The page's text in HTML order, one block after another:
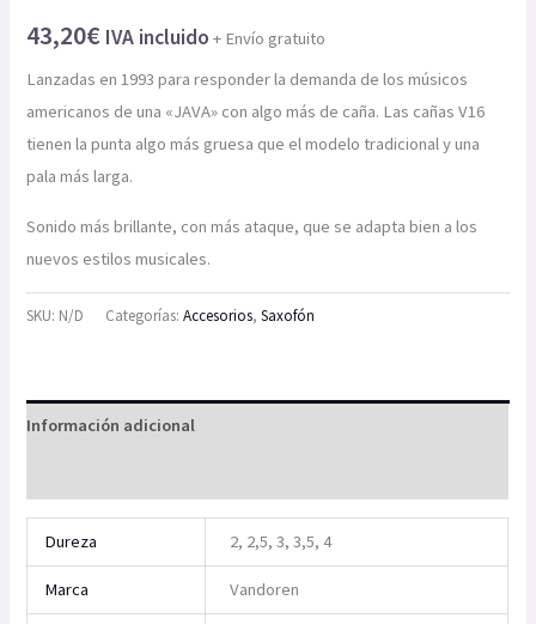
43,20€ IVA incluido + Envío gratuito
Lanzadas en 1993 para responder la demanda de los músicos
americanos de una «JAVA» con algo más de caña. Las cañas V16
tienen la punta algo más gruesa que el modelo tradicional y una
pala más larga.
Sonido más brillante, con más ataque, que se adapta bien a los
nuevos estilos musicales.
SKU: N/D Categorías:Accesorios,Saxofón
Información adicional
Dureza 2, 2,5, 3, 3,5, 4
Marca Vandoren